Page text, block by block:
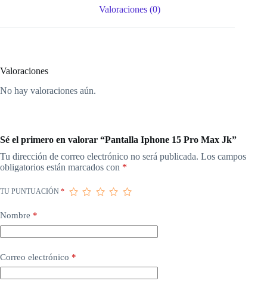
Valoraciones (0)
Valoraciones
No hay valoraciones aún.
Sé el primero en valorar “Pantalla Iphone 15 Pro Max Jk”
Tu dirección de correo electrónico no será publicada. Los campos
obligatorios están marcados con *
TU PUNTUACIÓN *
Nombre *
Correo electrónico *